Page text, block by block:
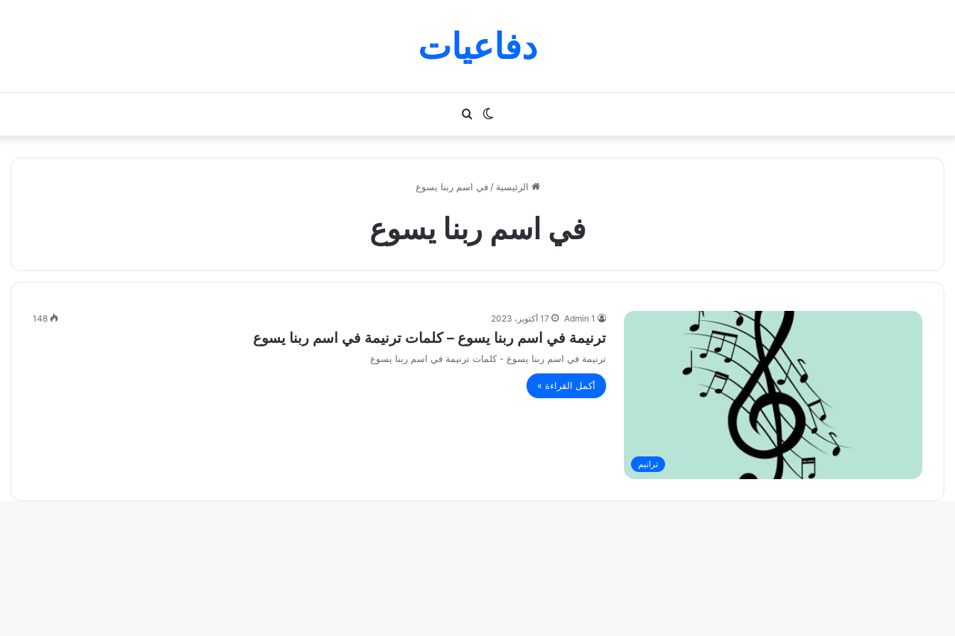
دفاعيات
بحث
عن
الوضع
المظلم
الرئيسية / في اسم ربنا يسوع
في اسم ربنا يسوع
ترانيم
Admin 1 17 أكتوبر، 2023 148
ترنيمة في اسم ربنا يسوع – كلمات ترنيمة في اسم ربنا يسوع
ترنيمة في اسم ربنا يسوع - كلمات ترنيمة في اسم ربنا يسوع
أكمل القراءة »